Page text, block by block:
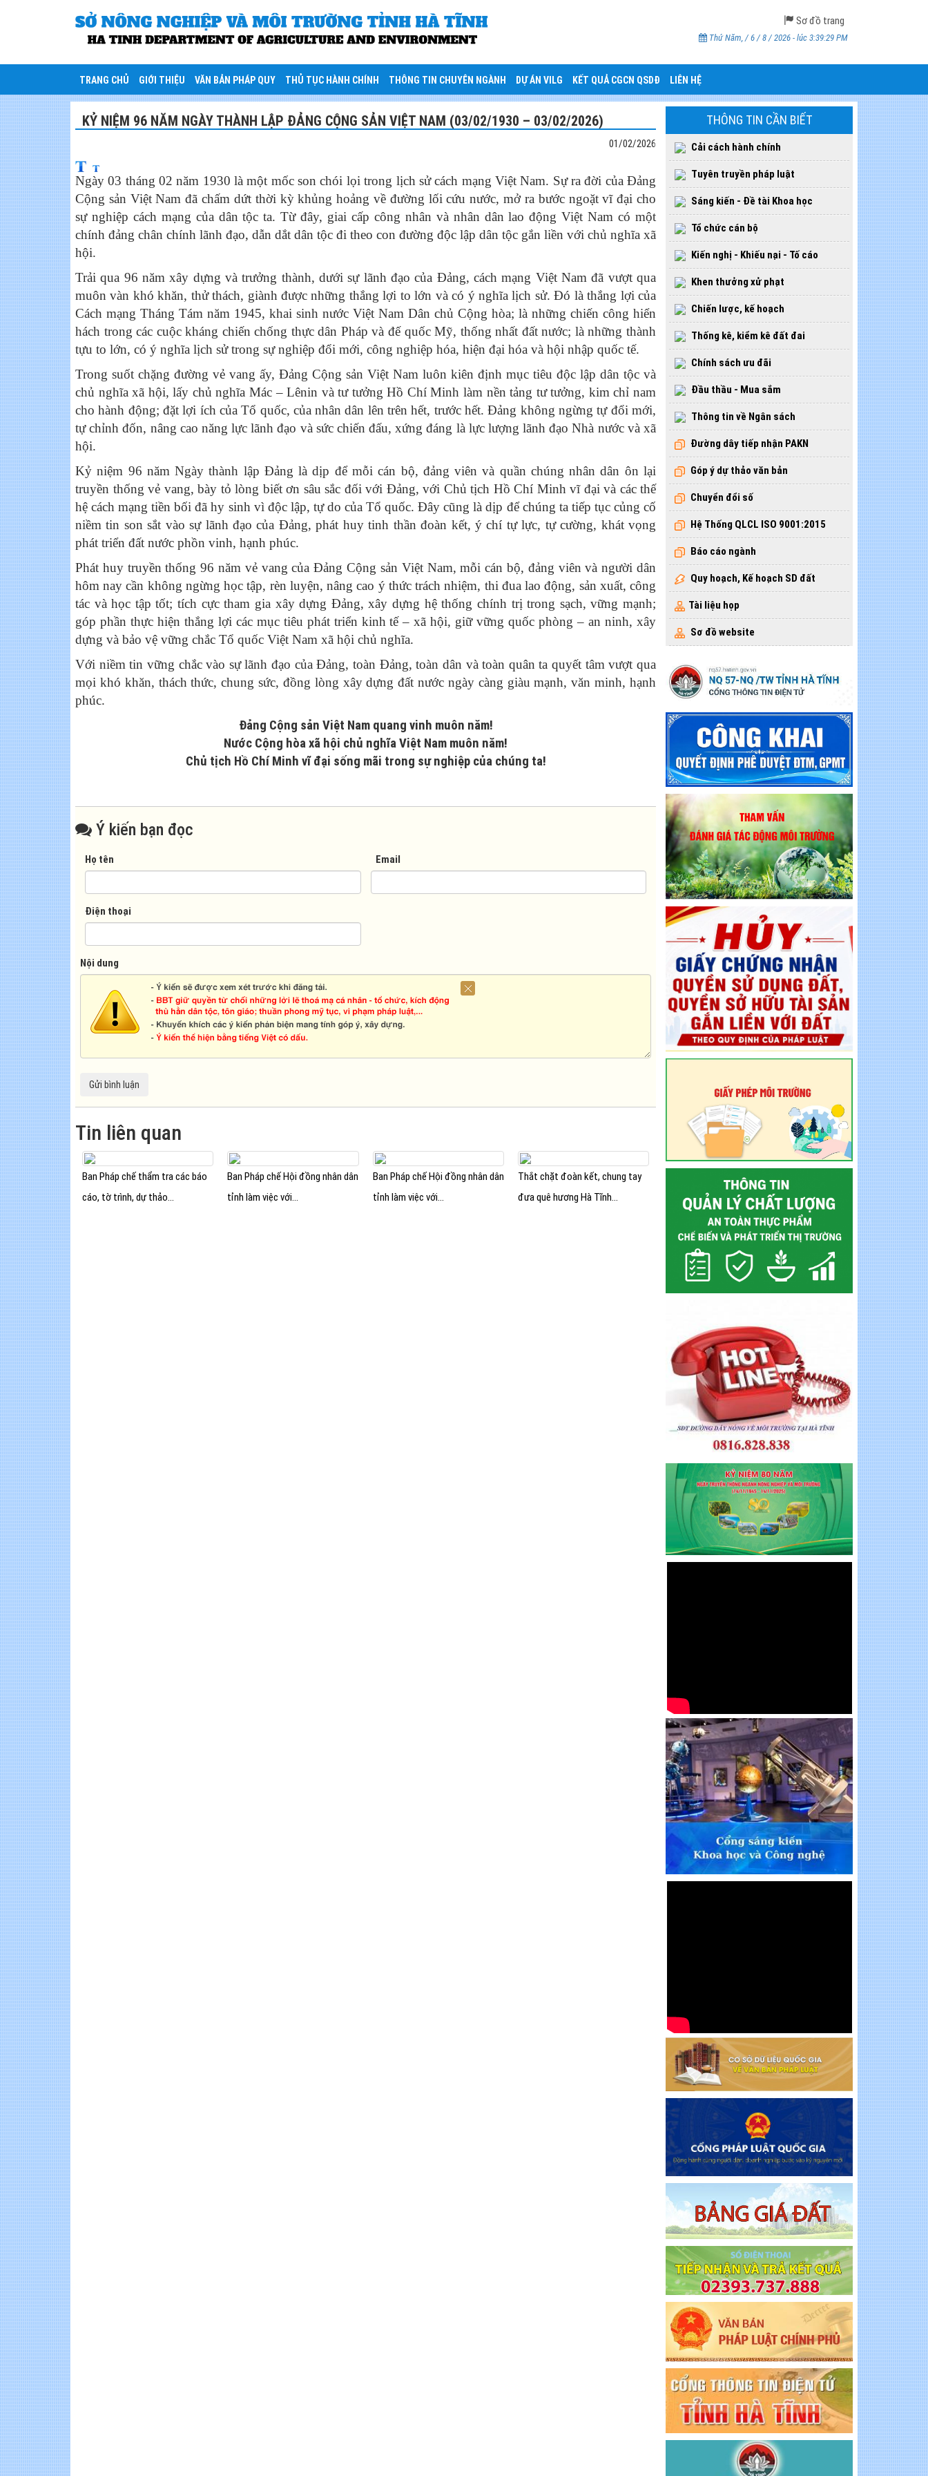
Sơ đồ trang
Thứ Năm, / 6 / 8 / 2026 - lúc 3:39:30 PM
TRANG CHỦ GIỚI THIỆU VĂN BẢN PHÁP QUY THỦ TỤC HÀNH CHÍNH THÔNG TIN CHUYÊN NGÀNH DỰ ÁN VILG KẾT QUẢ CGCN QSDĐ LIÊN HỆ
KỶ NIỆM 96 NĂM NGÀY THÀNH LẬP ĐẢNG CỘNG SẢN VIỆT NAM (03/02/1930 – 03/02/2026)
01/02/2026
Ngày 03 tháng 02 năm 1930 là một mốc son chói lọi trong lịch sử cách mạng Việt Nam. Sự ra đời của Đảng
Cộng sản Việt Nam đã chấm dứt thời kỳ khủng hoảng về đường lối cứu nước, mở ra bước ngoặt vĩ đại cho
sự nghiệp cách mạng của dân tộc ta. Từ đây, giai cấp công nhân và nhân dân lao động Việt Nam có một
chính đảng chân chính lãnh đạo, dẫn dắt dân tộc đi theo con đường độc lập dân tộc gắn liền với chủ nghĩa xã
hội.
Trải qua 96 năm xây dựng và trưởng thành, dưới sự lãnh đạo của Đảng, cách mạng Việt Nam đã vượt qua
muôn vàn khó khăn, thử thách, giành được những thắng lợi to lớn và có ý nghĩa lịch sử. Đó là thắng lợi của
Cách mạng Tháng Tám năm 1945, khai sinh nước Việt Nam Dân chủ Cộng hòa; là những chiến công hiển
hách trong các cuộc kháng chiến chống thực dân Pháp và đế quốc Mỹ, thống nhất đất nước; là những thành
tựu to lớn, có ý nghĩa lịch sử trong sự nghiệp đổi mới, công nghiệp hóa, hiện đại hóa và hội nhập quốc tế.
Trong suốt chặng đường vẻ vang ấy, Đảng Cộng sản Việt Nam luôn kiên định mục tiêu độc lập dân tộc và
chủ nghĩa xã hội, lấy chủ nghĩa Mác – Lênin và tư tưởng Hồ Chí Minh làm nền tảng tư tưởng, kim chỉ nam
cho hành động; đặt lợi ích của Tổ quốc, của nhân dân lên trên hết, trước hết. Đảng không ngừng tự đổi mới,
tự chỉnh đốn, nâng cao năng lực lãnh đạo và sức chiến đấu, xứng đáng là lực lượng lãnh đạo Nhà nước và xã
hội.
Kỷ niệm 96 năm Ngày thành lập Đảng là dịp để mỗi cán bộ, đảng viên và quần chúng nhân dân ôn lại
truyền thống vẻ vang, bày tỏ lòng biết ơn sâu sắc đối với Đảng, với Chủ tịch Hồ Chí Minh vĩ đại và các thế
hệ cách mạng tiền bối đã hy sinh vì độc lập, tự do của Tổ quốc. Đây cũng là dịp để chúng ta tiếp tục củng cố
niềm tin son sắt vào sự lãnh đạo của Đảng, phát huy tinh thần đoàn kết, ý chí tự lực, tự cường, khát vọng
phát triển đất nước phồn vinh, hạnh phúc.
Phát huy truyền thống 96 năm vẻ vang của Đảng Cộng sản Việt Nam, mỗi cán bộ, đảng viên và người dân
hôm nay cần không ngừng học tập, rèn luyện, nâng cao ý thức trách nhiệm, thi đua lao động, sản xuất, công
tác và học tập tốt; tích cực tham gia xây dựng Đảng, xây dựng hệ thống chính trị trong sạch, vững mạnh;
góp phần thực hiện thắng lợi các mục tiêu phát triển kinh tế – xã hội, giữ vững quốc phòng – an ninh, xây
dựng và bảo vệ vững chắc Tổ quốc Việt Nam xã hội chủ nghĩa.
Với niềm tin vững chắc vào sự lãnh đạo của Đảng, toàn Đảng, toàn dân và toàn quân ta quyết tâm vượt qua
mọi khó khăn, thách thức, chung sức, đồng lòng xây dựng đất nước ngày càng giàu mạnh, văn minh, hạnh
phúc.
Đảng Cộng sản Việt Nam quang vinh muôn năm!
Nước Cộng hòa xã hội chủ nghĩa Việt Nam muôn năm!
Chủ tịch Hồ Chí Minh vĩ đại sống mãi trong sự nghiệp của chúng ta!
Ý kiến bạn đọc
Họ tên Email
Điện thoại
Nội dung
Tin liên quan
Ban Pháp chế thẩm tra các báo
cáo, tờ trình, dự thảo...
Ban Pháp chế Hội đồng nhân dân
tỉnh làm việc với...
Ban Pháp chế Hội đồng nhân dân
tỉnh làm việc với...
Thắt chặt đoàn kết, chung tay
đưa quê hương Hà Tĩnh...
THÔNG TIN CẦN BIẾT
Cải cách hành chính
Tuyên truyền pháp luật
Sáng kiến - Đề tài Khoa học
Tổ chức cán bộ
Kiến nghị - Khiếu nại - Tố cáo
Khen thưởng xử phạt
Chiến lược, kế hoạch
Thống kê, kiểm kê đất đai
Chính sách ưu đãi
Đầu thầu - Mua sắm
Thông tin về Ngân sách
Đường dây tiếp nhận PAKN
Góp ý dự thảo văn bản
Chuyển đổi số
Hệ Thống QLCL ISO 9001:2015
Báo cáo ngành
Quy hoạch, Kế hoạch SD đất
Tài liệu họp
Sơ đồ website